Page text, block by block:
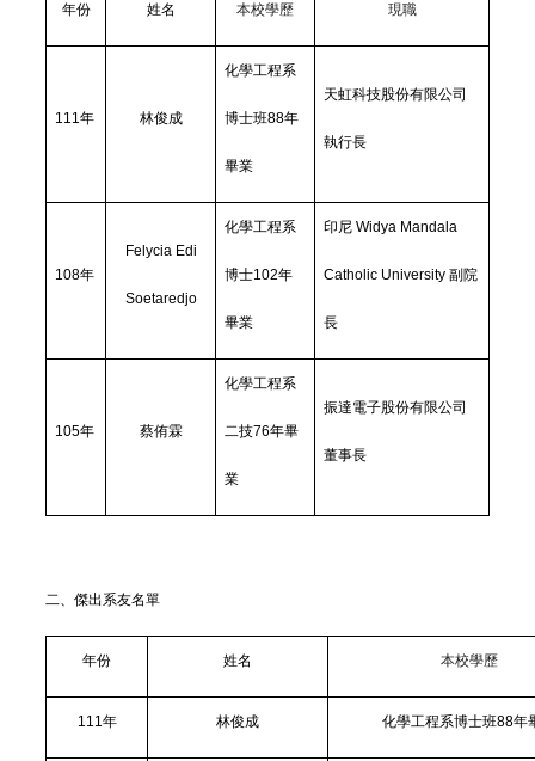
年份 姓名 本校學歷 現職
111年 林俊成
化學工程系
博士班88年
畢業
天虹科技股份有限公司
執行長
108年
Felycia Edi
Soetaredjo
化學工程系
博士102年
畢業
印尼 Widya Mandala
Catholic University 副院
長
105年 蔡侑霖
化學工程系
二技76年畢
業
振達電子股份有限公司
董事長
二、傑出系友名單
年份 姓名 本校學歷
111年 林俊成 化學工程系博士班88年